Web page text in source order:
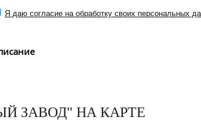
Я даю согласие на обработку своих персональных
ЗАВОД" НА КАРТЕ